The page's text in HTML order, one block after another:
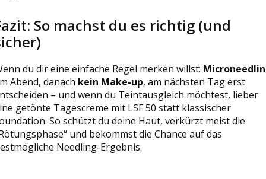
So machst du es richtig (und
du dir eine einfache Regel merken willst:
Abend, danach kein Make-up, am nächsten Tag erst
– und wenn du Teintausgleich möchtest, lieber
getönte Tagescreme mit LSF 50 statt klassischer
So schützt du deine Haut, verkürzt meist die
und bekommst die Chance auf das
Needling-Ergebnis.